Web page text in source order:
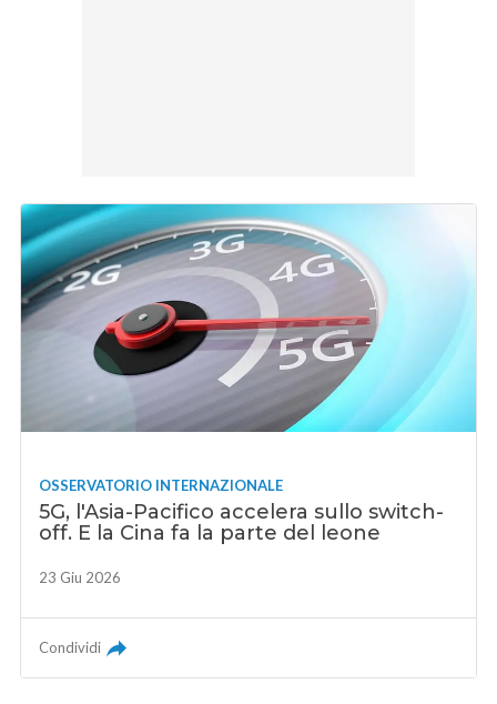
OSSERVATORIO INTERNAZIONALE
5G, l'Asia-Pacifico accelera sullo switch-
off. E la Cina fa la parte del leone
23 Giu 2026
Condividi